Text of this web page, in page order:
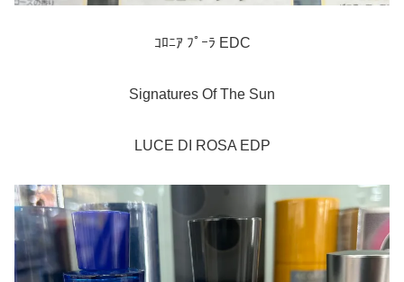
ｺﾛﾆｱ ﾌﾟｰﾗ EDC
Signatures Of The Sun
LUCE DI ROSA EDP